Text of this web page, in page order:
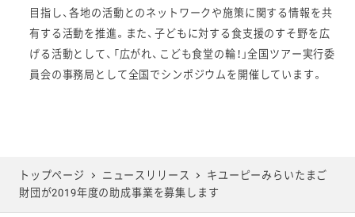
目指し、各地の活動とのネットワークや施策に関する情報を共
有する活動を推進。また、子どもに対する食支援のすそ野を広
げる活動として、「広がれ、こども食堂の輪！」全国ツアー実行委
員会の事務局として全国でシンポジウムを開催しています。
トップページ ニュースリリース
キユーピーみらいたまご
財団が2019年度の助成事業を募集します